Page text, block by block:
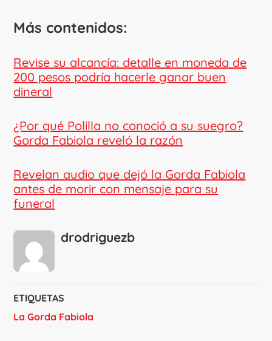
Más contenidos:
Revise su alcancía: detalle en moneda de
200 pesos podría hacerle ganar buen
dineral
¿Por qué Polilla no conoció a su suegro?
Gorda Fabiola reveló la razón
Revelan audio que dejó la Gorda Fabiola
antes de morir con mensaje para su
funeral
drodriguezb
ETIQUETAS
La Gorda Fabiola